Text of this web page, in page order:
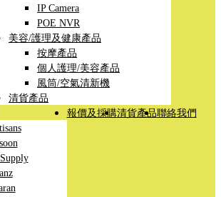
IP Camera
POE NVR
美容/護理及健康產品
按摩產品
個人護理/美容產品
風筒/空氣清新機
清貨產品
報價及採購清貨產品聯絡我們